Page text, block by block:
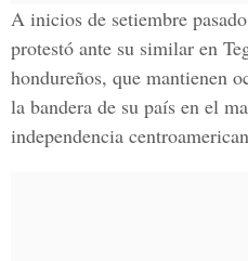
A inicios de setiembre
protestó ante su similar en
hondureños, que mantienen
la bandera de su país en el
independencia